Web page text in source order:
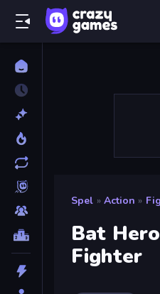
Spel » Action »
Bat
Fighter